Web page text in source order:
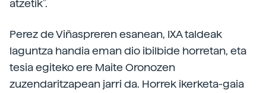
atzetik”.
Perez de Viñaspreren esanean, IXA taldeak
laguntza handia eman dio ibilbide horretan, eta
tesia egiteko ere Maite Oronozen
zuzendaritzapean jarri da. Horrek ikerketa-gaia